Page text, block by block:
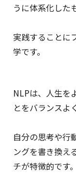
うに体系化した
実践することに
学です。
NLPは、人生を
とをバランスよ
自分の思考や行
ングを書き換え
チが特徴的です。